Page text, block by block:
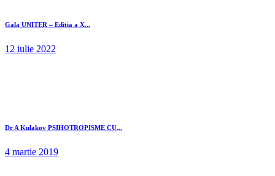
Gala UNITER – Editia a X...
12 iulie 2022
Dr A Kulakov PSIHOTROPISME CU...
4 martie 2019